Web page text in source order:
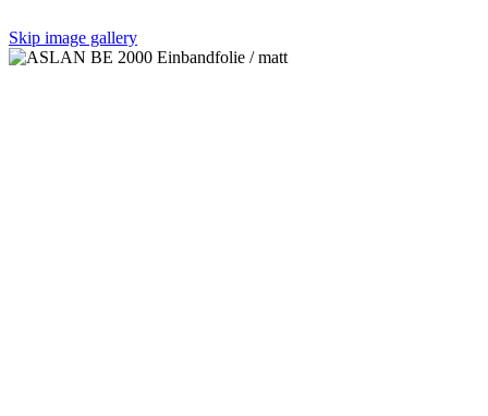
Skip image gallery